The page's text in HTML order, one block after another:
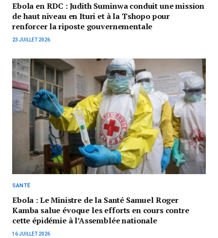
Ebola en RDC : Judith Suminwa conduit une mission
de haut niveau en Ituri et à la Tshopo pour
renforcer la riposte gouvernementale
23 JUILLET 2026
SANTÉ
Ebola : Le Ministre de la Santé Samuel Roger
Kamba salue évoque les efforts en cours contre
cette épidémie à l’Assemblée nationale
16 JUILLET 2026